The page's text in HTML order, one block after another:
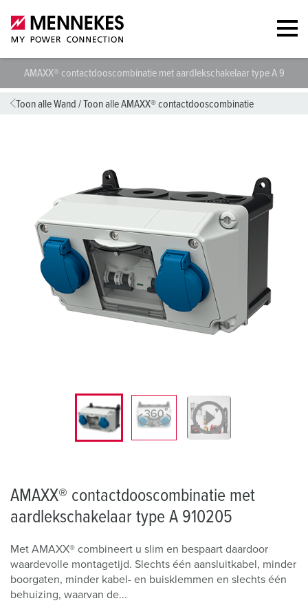
AMAXX® contactdooscombinatie met aardlekschakelaar type A
Toon alle Wand /Toon alle AMAXX® contactdooscombinatie
AMAXX® contactdooscombinatie met
aardlekschakelaar type A 910205
Met AMAXX® combineert u slim en bespaart daardoor
waardevolle montagetijd. Slechts één aansluitkabel, minder
boorgaten, minder kabel- en buisklemmen en slechts één
behuizing, waarvan de...